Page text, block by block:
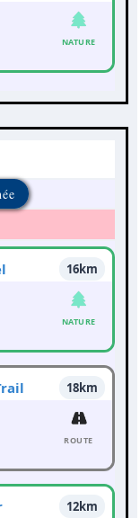
NATURE
16km
NATURE
18km
ROUTE
12km